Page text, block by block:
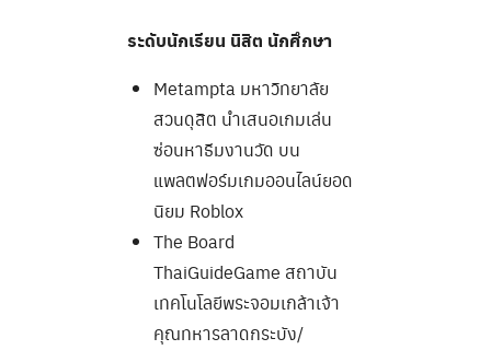
ระดับนักเรียน นิสิต นักศึกษา
Metampta มหาวิทยาลัย
สวนดุสิต นำเสนอเกมเล่น
ซ่อนหาธีมงานวัด บน
แพลตฟอร์มเกมออนไลน์ยอด
นิยม Roblox
The Board
ThaiGuideGame สถาบัน
เทคโนโลยีพระจอมเกล้าเจ้า
คุณทหารลาดกระบัง/